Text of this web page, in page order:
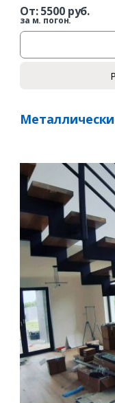
От:5500руб.
за м. погон.